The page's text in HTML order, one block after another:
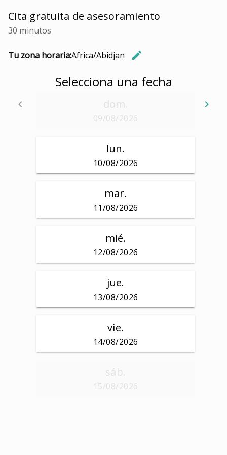
Cita gratuita de asesoramiento
30 minutos
Tu zona horaria:Africa/Abidjan
edit
Selecciona una fecha
keyboard_arrow_left
keyboard_arrow_right
dom.
09/08/2026
lun.
10/08/2026
mar.
11/08/2026
mié.
12/08/2026
jue.
13/08/2026
vie.
14/08/2026
sáb.
15/08/2026